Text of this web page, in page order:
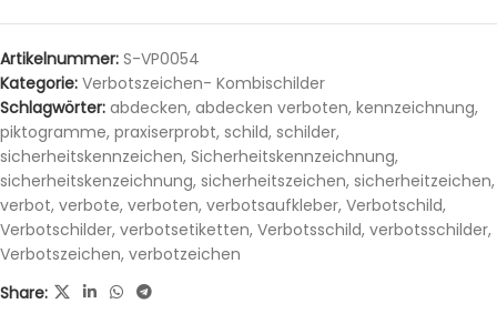
Artikelnummer: S-VP0054
Kategorie: Verbotszeichen- Kombischilder
Schlagwörter: abdecken, abdecken verboten, kennzeichnung,
piktogramme, praxiserprobt, schild, schilder,
sicherheitskennzeichen, Sicherheitskennzeichnung,
sicherheitskenzeichnung, sicherheitszeichen, sicherheitzeichen,
verbot, verbote, verboten, verbotsaufkleber, Verbotschild,
Verbotschilder, verbotsetiketten, Verbotsschild, verbotsschilder,
Verbotszeichen, verbotzeichen
Share: